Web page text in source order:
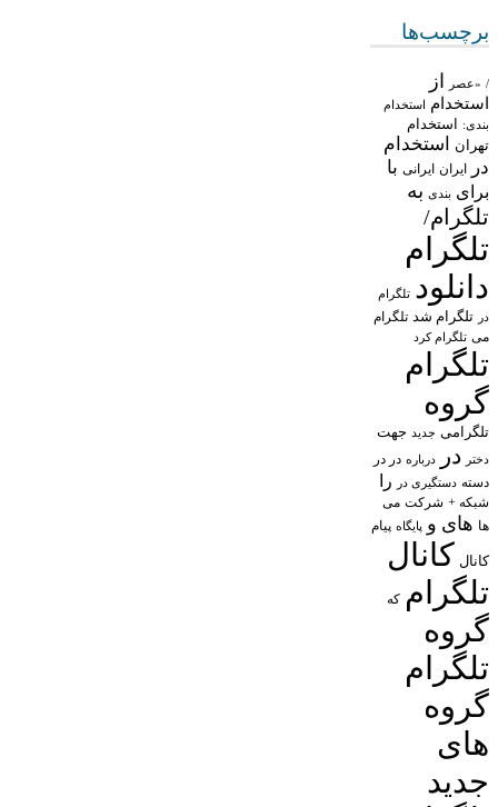
برچسب‌ها
/ «عصر از
استخدام استخدام
بندی: استخدام
تهران
استخدام
در
ایران ایرانی با
برای بندی به
تلگرام/
تلگرام
دانلود تلگرام
در تلگرام شد تلگرام
می تلگرام کرد
تلگرام
گروه
تلگرامی جدید جهت
دختر در درباره در در
دسته دستگیری در را
شبکه + شرکت می
ها های و پایگاه پیام
کانال کانال
تلگرام که
گروه
تلگرام
گروه
های
جدید